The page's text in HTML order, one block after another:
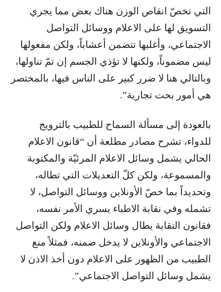
التي تخصّ انقاص الوزن هناك بعض مما يجري
التسويق لها على الاعلام ووسائل التواصل
الاجتماعي، وأغلبها تتضمن أعشاباً، ولكن مفعولها
ليس مضموناً، ولكنها لا تؤذي الجسم إن تمّ تناولها،
وبالتالي هنا لا ضرر كبير على الناس فيها، بالمختصر
هي أمور بحت تجارية”.
بالعودة إلى مسألة السماح للطبيب بالترويج
للدواء، تشرح مصادر مطلعة أن “​قانون الاعلام​
الحالي يشمل وسائل الاعلام المرئيّة والمكتوبة
والمسموعة، ولكن كلّ التعديلات التي تطاله،
وتحديداً بما خصّ الأونلاين ووسائل التواصل، لا
تشمله وفي نقابة الاطباء يسري الأمر نفسه،
فقانون النقابة يطال وسائل الاعلام ولكن التواصل
الاجتماعي والأونلاين لا يدخل ضمنه، فمثلاً منع
الطبيب من الظهور على الاعلام دون أخذ الاذن لا
يشمل وسائل التواصل الاجتماعي”.